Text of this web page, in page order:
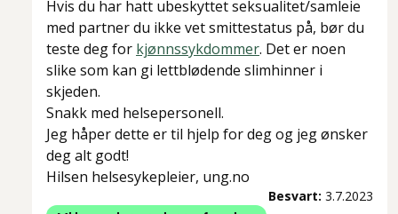
Hvis du har hatt ubeskyttet seksualitet/samleie
med partner du ikke vet smittestatus på, bør du
teste deg for kjønnssykdommer. Det er noen
slike som kan gi lettblødende slimhinner i
skjeden.
Snakk med helsepersonell.
Jeg håper dette er til hjelp for deg og jeg ønsker
deg alt godt!
Hilsen helsesykepleier, ung.no
Besvart: 3.7.2023